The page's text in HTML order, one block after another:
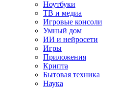
Ноутбуки
ТВ и медиа
Игровые консоли
Умный дом
ИИ и нейросети
Игры
Приложения
Крипта
Бытовая техника
Наука